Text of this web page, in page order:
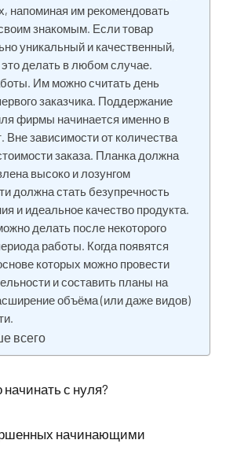
напоминая им рекомендовать
знакомым. Если товар
уникальный и качественный,
делать в любом случае.
Им можно считать день
заказчика. Поддержание
фирмы начинается именно в
Вне зависимости от количества
заказа. Планка должна
высоко и лозунгом
должна стать безупречность
и идеальное качество продукта.
делать после некоторого
работы. Когда появятся
которых можно провести
и составить планы на
объёма (или даже видов)
всего
с нуля?
начинающими